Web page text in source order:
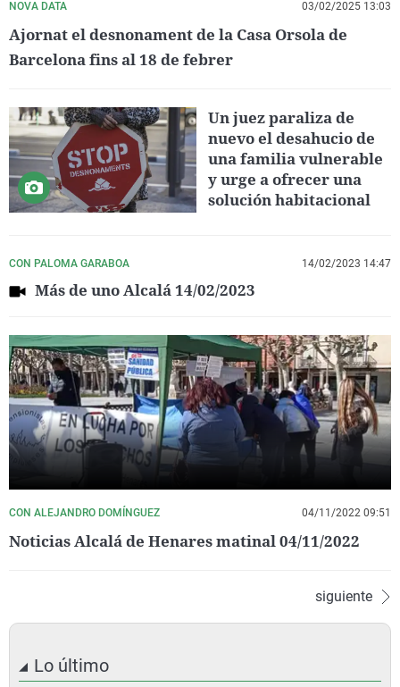
NOVA DATA 03/02/2025 13:03
Ajornat el desnonament de la Casa Orsola de
Barcelona fins al 18 de febrer
Un juez paraliza de
nuevo el desahucio de
una familia vulnerable
y urge a ofrecer una
solución habitacional
CON PALOMA GARABOA 14/02/2023 14:47
Más de uno Alcalá 14/02/2023
CON ALEJANDRO DOMÍNGUEZ 04/11/2022 09:51
Noticias Alcalá de Henares matinal 04/11/2022
siguiente
Lo último